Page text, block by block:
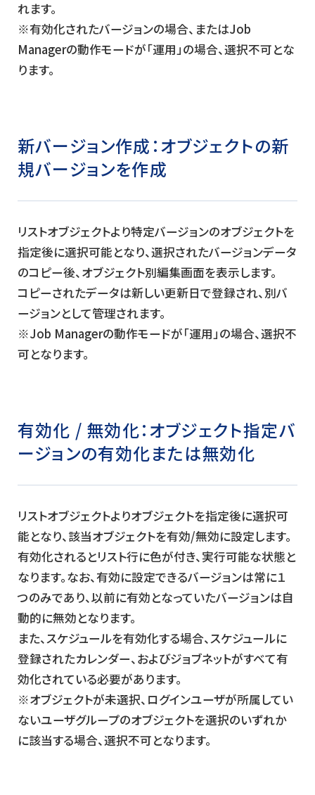
れます。
※有効化されたバージョンの場合、またはJob
Managerの動作モードが「運用」の場合、選択不可とな
ります。
新バージョン作成：オブジェクトの新
規バージョンを作成
リストオブジェクトより特定バージョンのオブジェクトを
指定後に選択可能となり、選択されたバージョンデータ
のコピー後、オブジェクト別編集画面を表示します。
コピーされたデータは新しい更新日で登録され、別バ
ージョンとして管理されます。
※Job Managerの動作モードが「運用」の場合、選択不
可となります。
有効化 / 無効化：オブジェクト指定バ
ージョンの有効化または無効化
リストオブジェクトよりオブジェクトを指定後に選択可
能となり、該当オブジェクトを有効/無効に設定します。
有効化されるとリスト行に色が付き、実行可能な状態と
なります。なお、有効に設定できるバージョンは常に１
つのみであり、以前に有効となっていたバージョンは自
動的に無効となります。
また、スケジュールを有効化する場合、スケジュールに
登録されたカレンダー、およびジョブネットがすべて有
効化されている必要があります。
※オブジェクトが未選択、ログインユーザが所属してい
ないユーザグループのオブジェクトを選択のいずれか
に該当する場合、選択不可となります。